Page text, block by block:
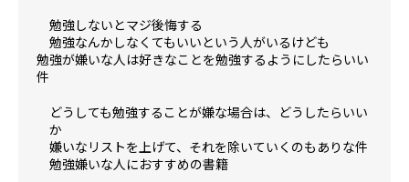
勉強しないとマジ後悔する
勉強なんかしなくてもいいという人がいるけども
勉強が嫌いな人は好きなことを勉強するようにしたらいい
件
どうしても勉強することが嫌な場合は、どうしたらいい
か
嫌いなリストを上げて、それを除いていくのもありな件
勉強嫌いな人におすすめの書籍